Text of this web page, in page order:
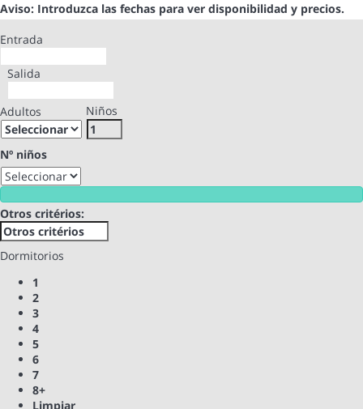
Aviso: Introduzca las fechas para ver disponibilidad y precios.
Entrada
Salida
Adultos Niños
Nº niños
Otros critérios:
Dormitorios
1
2
3
4
5
6
7
8+
Limpiar